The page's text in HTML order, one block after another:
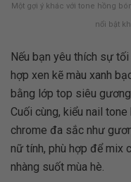
Một gợi ý khác với tone hồng
nổi bật
Nếu bạn yêu thích sự
hợp xen kẽ màu xanh
bằng lớp top siêu
Cuối cùng, kiểu nail
chrome đa sắc như
nữ tính, phù hợp để mix
nhàng suốt mùa hè.